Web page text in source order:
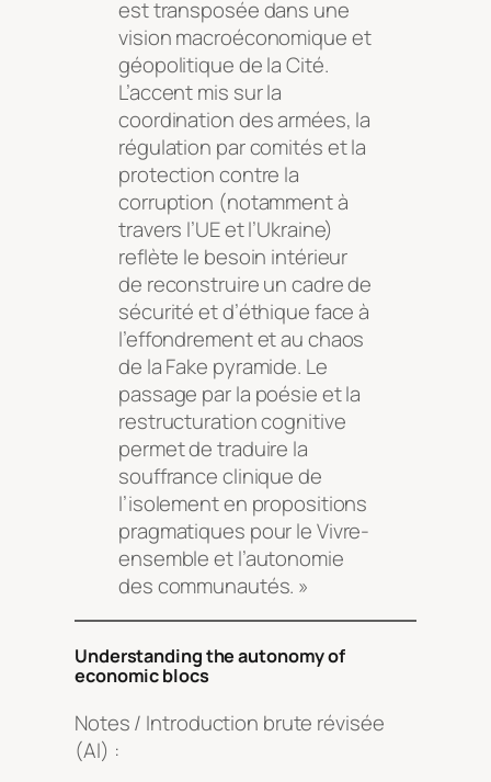
est transposée dans une
vision macroéconomique et
géopolitique de la Cité.
L’accent mis sur la
coordination des armées, la
régulation par comités et la
protection contre la
corruption (notamment à
travers l’UE et l’Ukraine)
reflète le besoin intérieur
de reconstruire un cadre de
sécurité et d’éthique face à
l’effondrement et au chaos
de la Fake pyramide. Le
passage par la poésie et la
restructuration cognitive
permet de traduire la
souffrance clinique de
l’isolement en propositions
pragmatiques pour le Vivre-
ensemble et l’autonomie
des communautés. »
Understanding the autonomy of
economic blocs
Notes / Introduction brute révisée
(AI) :